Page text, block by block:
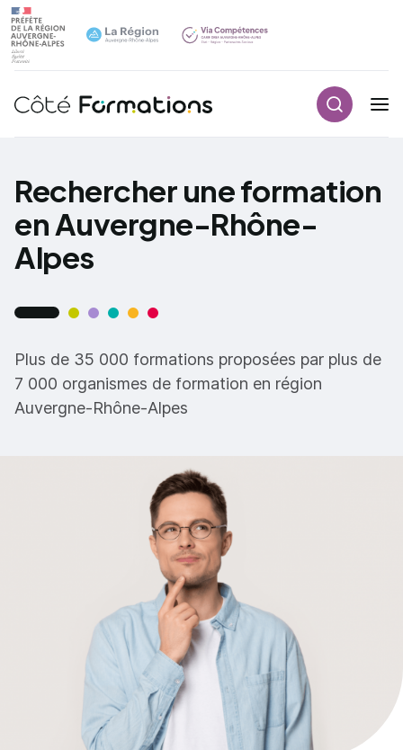
Navigation principale
Rechercher une formation
en Auvergne-Rhône-
Alpes
Plus de 35 000 formations proposées par plus de
7 000 organismes de formation en région
Auvergne-Rhône-Alpes